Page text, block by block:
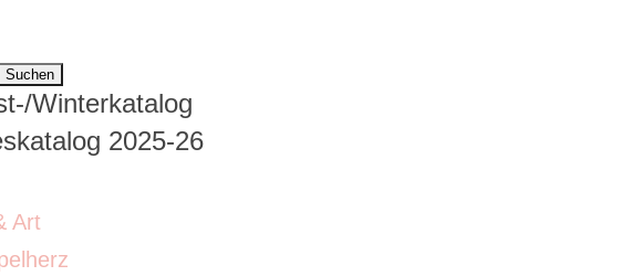
Winterkatalog
2025-26
Art